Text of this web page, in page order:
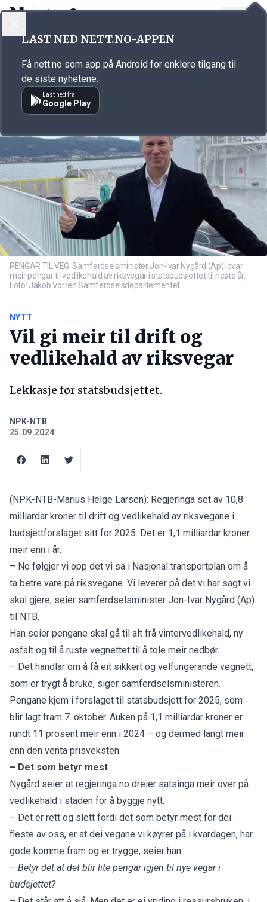
Annonsørinnhold
PENGAR TIL VEG: Samferdselsminister Jon-Ivar Nygård (Ap) lovar
meir pengar til vedlikehald av riksvegar i statsbudsjettet til neste år.
Foto: Jakob Vorren Samferdselsdepartementet
NYTT
Vil gi meir til drift og
vedlikehald av riksvegar
Lekkasje før statsbudsjettet.
NPK-NTB
25.09.2024
(NPK-NTB-Marius Helge Larsen): Regjeringa set av 10,8
milliardar kroner til drift og vedlikehald av riksvegane i
budsjettforslaget sitt for 2025. Det er 1,1 milliardar kroner
meir enn i år.
– No følgjer vi opp det vi sa i Nasjonal transportplan om å
ta betre vare på riksvegane. Vi leverer på det vi har sagt vi
skal gjere, seier samferdselsminister Jon-Ivar Nygård (Ap)
til NTB.
Han seier pengane skal gå til alt frå vintervedlikehald, ny
asfalt og til å ruste vegnettet til å tole meir nedbør.
– Det handlar om å få eit sikkert og velfungerande vegnett,
som er trygt å bruke, siger samferdselsministeren.
Pengane kjem i forslaget til statsbudsjett for 2025, som
blir lagt fram 7. oktober. Auken på 1,1 milliardar kroner er
rundt 11 prosent meir enn i 2024 – og dermed langt meir
enn den venta prisveksten.
– Det som betyr mest
Nygård seier at regjeringa no dreier satsinga meir over på
vedlikehald i staden for å byggje nytt.
– Det er rett og slett fordi det som betyr mest for dei
fleste av oss, er at dei vegane vi køyrer på i kvardagen, har
gode komme fram og er trygge, seier han.
– Betyr det at det blir lite pengar igjen til nye vegar i
budsjettet?
LAST NED NETT.NO-APPEN
Få nett.no som app på Android for enklere tilgang til
de siste nyhetene.
Last ned fra
Google Play